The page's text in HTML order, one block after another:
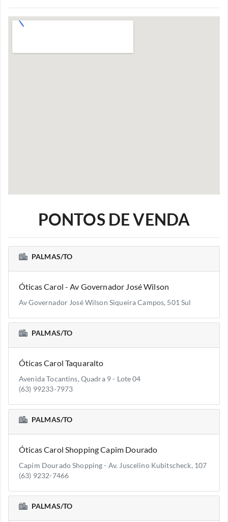
PONTOS DE VENDA
PALMAS/TO
Óticas Carol - Av Governador José Wilson
Av Governador José Wilson Siqueira Campos, 501 Sul
PALMAS/TO
Óticas Carol Taquaralto
Avenida Tocantins, Quadra 9 - Lote 04
(63) 99233-7973
PALMAS/TO
Óticas Carol Shopping Capim Dourado
Capim Dourado Shopping - Av. Juscelino Kubitscheck, 107
(63) 9232-7466
PALMAS/TO